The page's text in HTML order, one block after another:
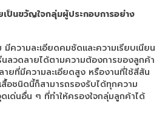
ป็นขวัญใจกลุ่มผู้ประกอบการอย่าง
ความละเอียดคมชัดและความเรียบเนียน
ลวดลายได้ตามความต้องการของลูกค้า
ายที่มีความละเอียดสูง หรืองานที่ใช้สีสัน
อชนิดนี้ก็สามารถรองรับได้ทุกความ
เด่นอื่น ๆ ที่ทำให้ครองใจกลุ่มลูกค้าได้